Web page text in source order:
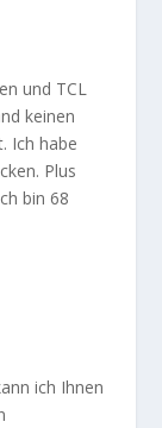
und TCL
keinen
Ich habe
Plus
bin 68
ich Ihnen